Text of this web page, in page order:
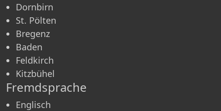
Dornbirn
St. Pölten
Bregenz
Baden
Feldkirch
Kitzbühel
Fremdsprache
Englisch